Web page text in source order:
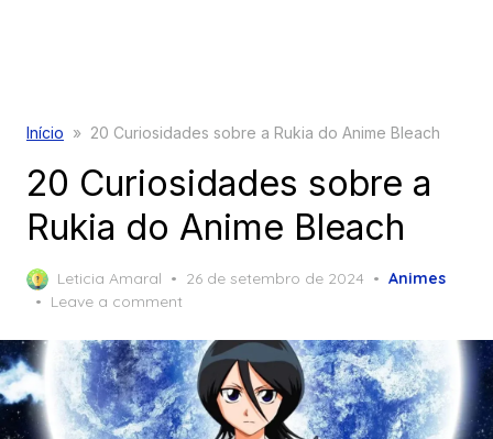
Início » 20 Curiosidades sobre a Rukia do Anime Bleach
20 Curiosidades sobre a
Rukia do Anime Bleach
Leticia Amaral
Posted
26 de setembro de 2024
Animes
Leave a comment